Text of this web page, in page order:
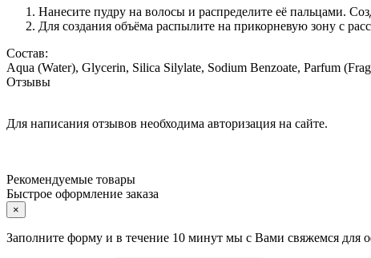
Нанесите пудру на волосы и распределите её пальцами.
Для создания объёма распылите на прикорневую зону с
Состав:
Aqua (Water), Glycerin, Silica Silylate, Sodium Benzoate, Parfum
Отзывы
Для написания отзывов необходима авторизация на сайте.
Рекомендуемые товары
Быстрое оформление заказа
×
Заполните форму и в течение 10 минут мы с Вами свяжемся для